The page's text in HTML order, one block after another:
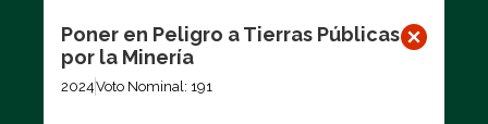
Poner en Peligro a Tierras Públicas
por la Minería
2024Voto Nominal: 191